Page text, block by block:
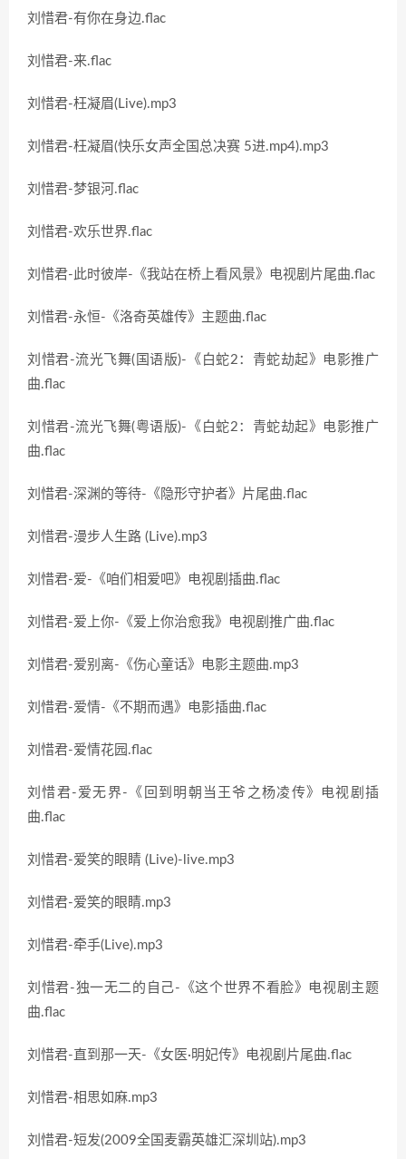
刘惜君-有你在身边.flac
刘惜君-来.flac
刘惜君-枉凝眉(Live).mp3
刘惜君-枉凝眉(快乐女声全国总决赛 5进.mp4).mp3
刘惜君-梦银河.flac
刘惜君-欢乐世界.flac
刘惜君-此时彼岸-《我站在桥上看风景》电视剧片尾曲.flac
刘惜君-永恒-《洛奇英雄传》主题曲.flac
刘惜君-流光飞舞(国语版)-《白蛇2：青蛇劫起》电影推广
曲.flac
刘惜君-流光飞舞(粤语版)-《白蛇2：青蛇劫起》电影推广
曲.flac
刘惜君-深渊的等待-《隐形守护者》片尾曲.flac
刘惜君-漫步人生路 (Live).mp3
刘惜君-爱-《咱们相爱吧》电视剧插曲.flac
刘惜君-爱上你-《爱上你治愈我》电视剧推广曲.flac
刘惜君-爱别离-《伤心童话》电影主题曲.mp3
刘惜君-爱情-《不期而遇》电影插曲.flac
刘惜君-爱情花园.flac
刘惜君-爱无界-《回到明朝当王爷之杨凌传》电视剧插
曲.flac
刘惜君-爱笑的眼睛 (Live)-live.mp3
刘惜君-爱笑的眼睛.mp3
刘惜君-牵手(Live).mp3
刘惜君-独一无二的自己-《这个世界不看脸》电视剧主题
曲.flac
刘惜君-直到那一天-《女医·明妃传》电视剧片尾曲.flac
刘惜君-相思如麻.mp3
刘惜君-短发(2009全国麦霸英雄汇深圳站).mp3